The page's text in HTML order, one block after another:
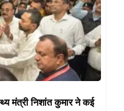
मंत्री निशांत कुमार ने कई